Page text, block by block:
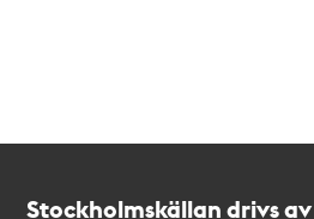
Stockholmskällan drivs av